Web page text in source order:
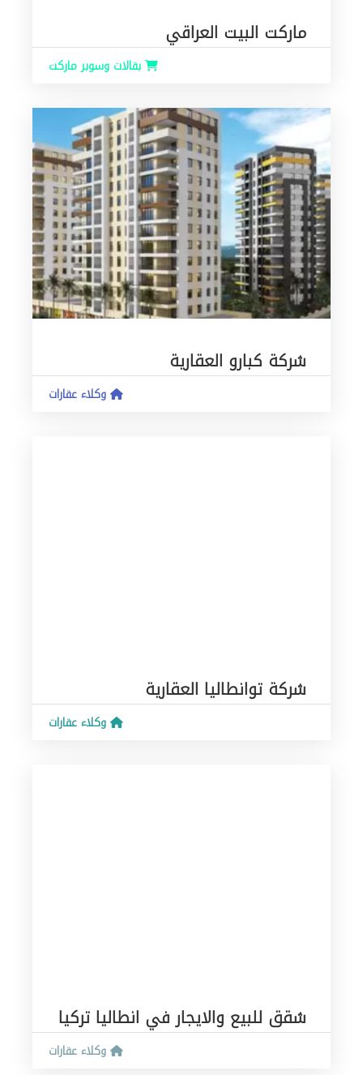
ماركت البيت العراقي
بقالات وسوبر ماركت
شركة كبارو العقارية
وكلاء عقارات
شركة توانطاليا العقارية
وكلاء عقارات
شقق للبيع والايجار في انطاليا تركيا
وكلاء عقارات